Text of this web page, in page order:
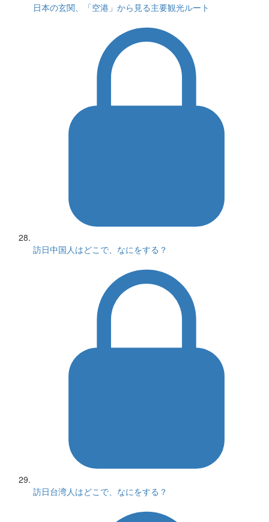
日本の玄関、「空港」から見る主要観光ルート
訪日中国人はどこで、なにをする？
訪日台湾人はどこで、なにをする？